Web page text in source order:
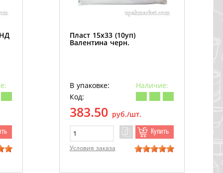
Пласт 15х33 (10уп)
Валентина черн.
В упаковке:
Наличие:
Код:
383.50 руб./шт.
Купить
Условия заказа